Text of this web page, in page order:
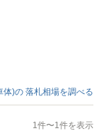
体)の 落札相場を調べる
1件〜1件を表示